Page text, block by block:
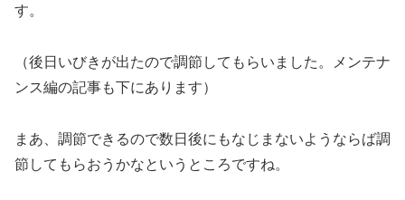
す。
（後日いびきが出たので調節してもらいました。メンテナ
ンス編の記事も下にあります）
まあ、調節できるので数日後にもなじまないようならば調
節してもらおうかなというところですね。